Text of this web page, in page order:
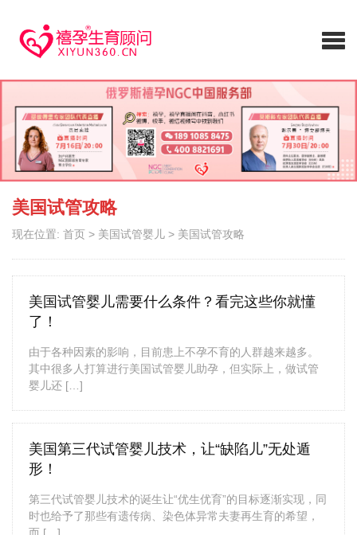
美国试管攻略
现在位置: 首页 > 美国试管婴儿 > 美国试管攻略
美国试管婴儿需要什么条件？看完这些你就懂
了！
由于各种因素的影响，目前患上不孕不育的人群越来越多。
其中很多人打算进行美国试管婴儿助孕，但实际上，做试管
婴儿还 […]
美国第三代试管婴儿技术，让“缺陷儿”无处遁
形！
第三代试管婴儿技术的诞生让“优生优育”的目标逐渐实现，同
时也给予了那些有遗传病、染色体异常夫妻再生育的希望，